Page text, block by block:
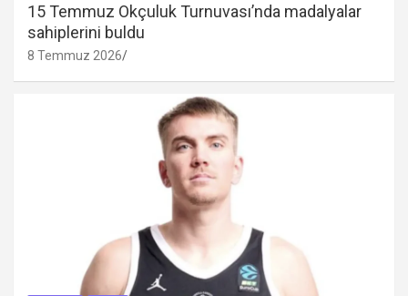
15 Temmuz Okçuluk Turnuvası’nda madalyalar
sahiplerini buldu
8 Temmuz 2026